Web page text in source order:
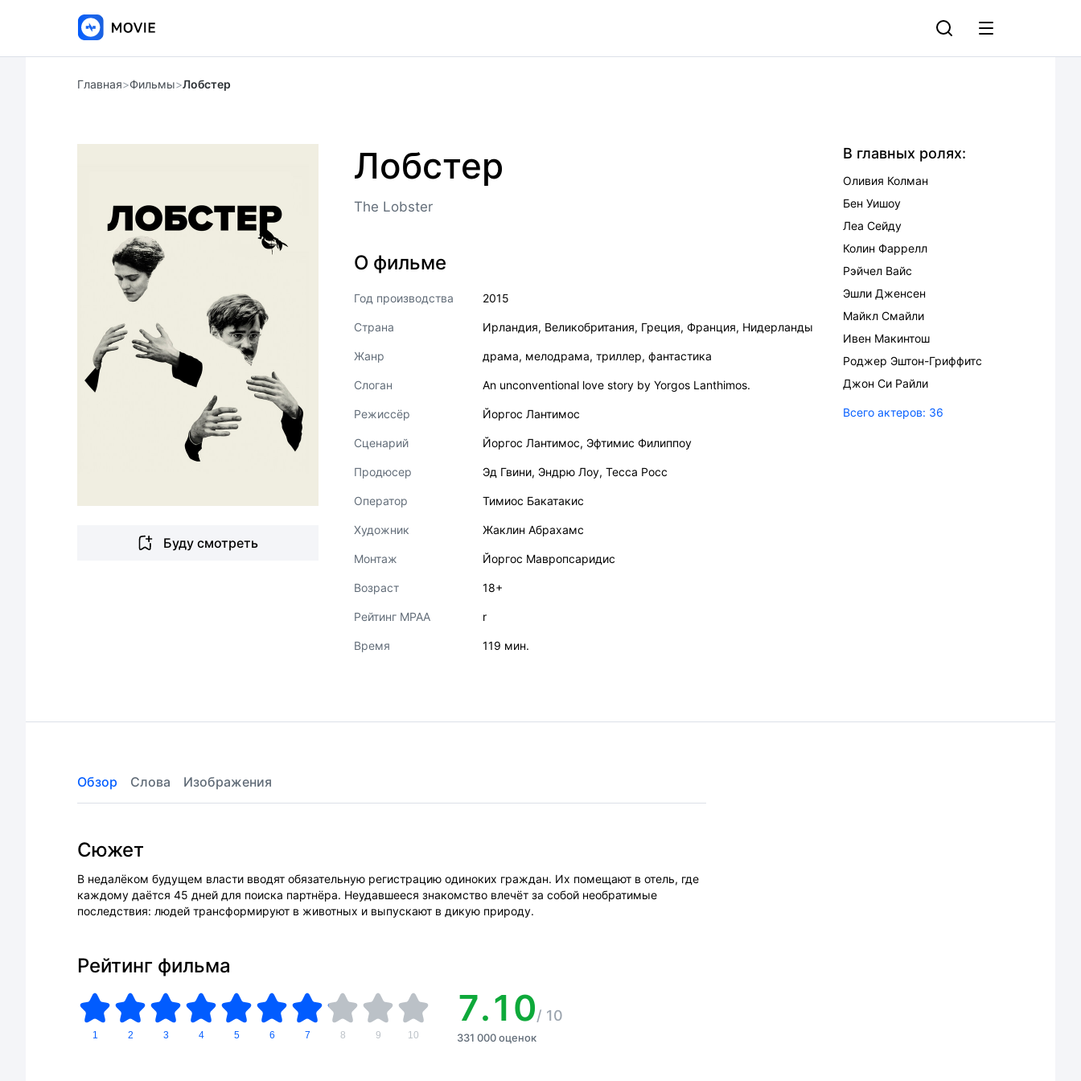
Главная>Фильмы>Лобстер
Буду смотреть
Лобстер
The Lobster
О фильме
Год производства 2015
Страна Ирландия, Великобритания, Греция, Франция, Нидерланды
Жанр драма, мелодрама, триллер, фантастика
Слоган An unconventional love story by Yorgos Lanthimos.
Режиссёр Йоргос Лантимос
Сценарий Йоргос Лантимос, Эфтимис Филиппоу
Продюсер Эд Гвини, Эндрю Лоу, Тесса Росс
Оператор Тимиос Бакатакис
Художник Жаклин Абрахамс
Монтаж Йоргос Мавропсаридис
Возраст 18+
Рейтинг MPAA r
Время 119 мин.
В главных ролях:
Оливия Колман
Бен Уишоу
Леа Сейду
Колин Фаррелл
Рэйчел Вайс
Эшли Дженсен
Майкл Смайли
Ивен Макинтош
Роджер Эштон-Гриффитс
Джон Си Райли
Всего актеров: 36
Обзор Слова Изображения
Сюжет
В недалёком будущем власти вводят обязательную регистрацию одиноких граждан. Их помещают в отель, где
каждому даётся 45 дней для поиска партнёра. Неудавшееся знакомство влечёт за собой необратимые
последствия: людей трансформируют в животных и выпускают в дикую природу.
Рейтинг фильма
1 2 3 4 5 6 7 8 9 10
7.10/ 10
331 000 оценок